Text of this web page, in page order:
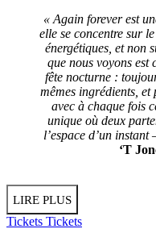
« Again forever est
elle se concentre sur
énergétiques, et non
que nous voyons est
fête nocturne :
mêmes ingrédients, et
avec à chaque fois
unique où deux
l’espace d’un
‘T
LIRE PLUS
Tickets Tickets